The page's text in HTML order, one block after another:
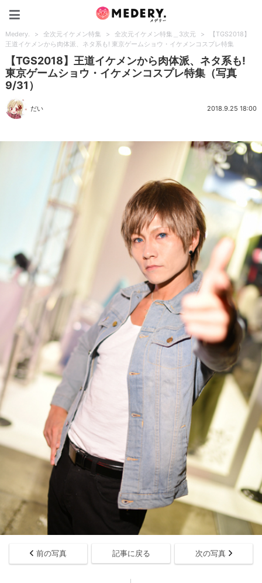
Medery. > 全次元イケメン特集 > 全次元イケメン特集＿3次元 >
【TGS2018】
王道イケメンから肉体派、ネタ系も! 東京ゲームショウ・イケメンコスプレ特集
【TGS2018】王道イケメンから肉体派、ネタ系も!
東京ゲームショウ・イケメンコスプレ特集（写真
9/31）
だい 2018.9.25 18:00
前の写真 記事に戻る 次の写真